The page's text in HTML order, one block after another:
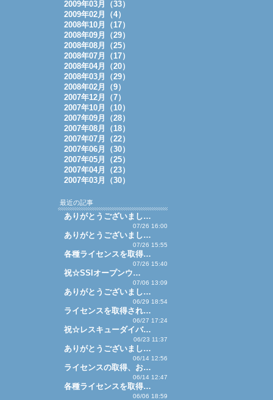
2009年03月（33）
2009年02月（4）
2008年10月（17）
2008年09月（29）
2008年08月（25）
2008年07月（17）
2008年04月（20）
2008年03月（29）
2008年02月（9）
2007年12月（7）
2007年10月（10）
2007年09月（28）
2007年08月（18）
2007年07月（22）
2007年06月（30）
2007年05月（25）
2007年04月（23）
2007年03月（30）
最近の記事
ありがとうございまし…
07/26 16:00
ありがとうございまし…
07/26 15:55
各種ライセンスを取得…
07/26 15:40
祝☆SSIオープンウ…
07/06 13:09
ありがとうございまし…
06/29 18:54
ライセンスを取得され…
06/27 17:24
祝☆レスキューダイバ…
06/23 11:37
ありがとうございまし…
06/14 12:56
ライセンスの取得、お…
06/14 12:47
各種ライセンスを取得…
06/06 18:59